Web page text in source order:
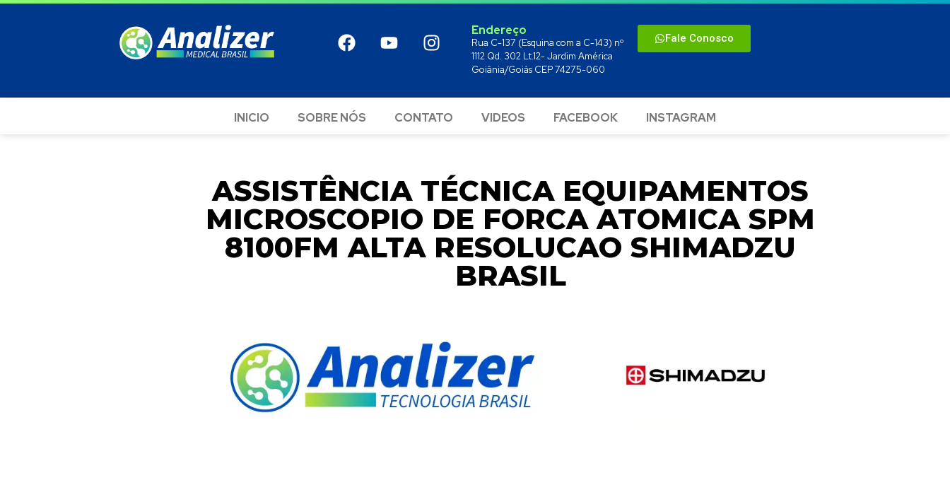
Endereço
Rua C-137 (Esquina com a C-143) nº
1112 Qd. 302 Lt.12- Jardim América
Goiânia/Goiás CEP 74275-060
Fale Conosco
INICIO SOBRE NÓS CONTATO VIDEOS FACEBOOK INSTAGRAM
ASSISTÊNCIA TÉCNICA EQUIPAMENTOS
MICROSCOPIO DE FORCA ATOMICA SPM
8100FM ALTA RESOLUCAO SHIMADZU
BRASIL